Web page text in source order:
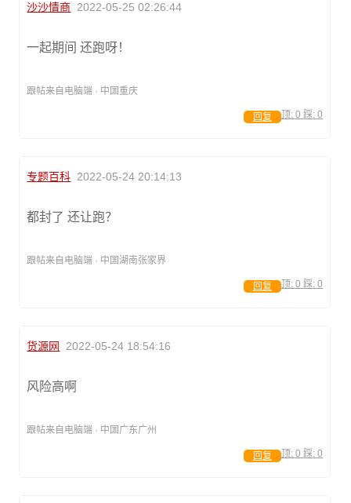
沙沙情商 2022-05-25 02:26:44
一起期间 还跑呀！
跟帖来自电脑端 · 中国重庆
顶: 0 踩: 0
回复
专题百科 2022-05-24 20:14:13
都封了 还让跑？
跟帖来自电脑端 · 中国湖南张家界
顶: 0 踩: 0
回复
货源网 2022-05-24 18:54:16
风险高啊
跟帖来自电脑端 · 中国广东广州
顶: 0 踩: 0
回复